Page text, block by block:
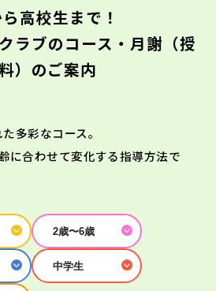
高校生まで！
ラブのコース・月謝（授
）のご案内
多彩なコース。
に合わせて変化する指導方法で
2歳〜6歳
中学生